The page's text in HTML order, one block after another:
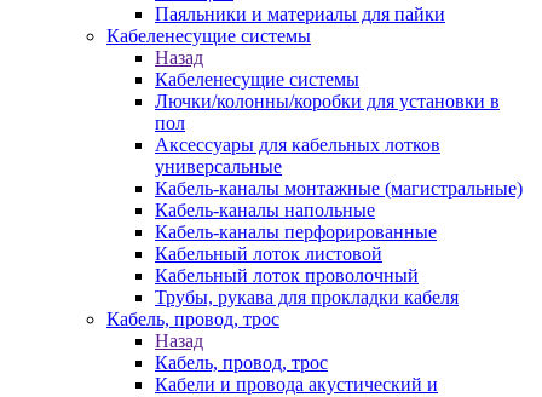
Паяльники и материалы для пайки
Кабеленесущие системы
Назад
Кабеленесущие системы
Лючки/колонны/коробки для установки в
пол
Аксессуары для кабельных лотков
универсальные
Кабель-каналы монтажные (магистральные)
Кабель-каналы напольные
Кабель-каналы перфорированные
Кабельный лоток листовой
Кабельный лоток проволочный
Трубы, рукава для прокладки кабеля
Кабель, провод, трос
Назад
Кабель, провод, трос
Кабели и провода акустический и